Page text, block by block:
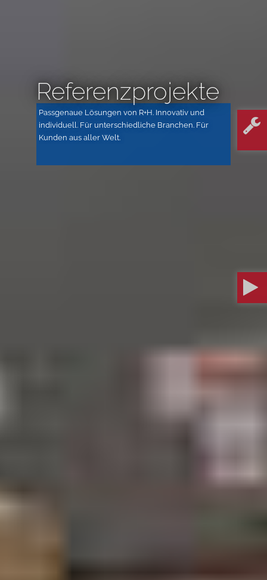
Referenzprojekte
Passgenaue Lösungen von R+H. Innovativ und
individuell. Für unterschiedliche Branchen. Für
Kunden aus aller Welt.